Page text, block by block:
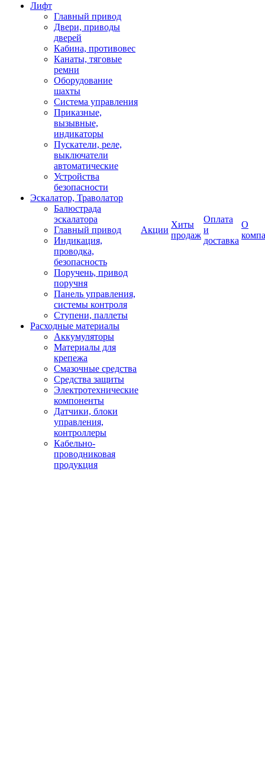
Лифт
Главный привод
Двери, приводы
дверей
Кабина, противовес
Канаты, тяговые
ремни
Оборудование
шахты
Система управления
Приказные,
вызывные,
индикаторы
Пускатели, реле,
выключатели
автоматические
Устройства
безопасности
Эскалатор, Траволатор
Балюстрада
эскалатора
Главный привод
Индикация,
проводка,
безопасность
Поручень, привод
поручня
Панель управления,
системы контроля
Ступени, паллеты
Расходные материалы
Аккумуляторы
Материалы для
крепежа
Смазочные средства
Средства защиты
Электротехнические
компоненты
Датчики, блоки
управления,
контроллеры
Кабельно-
проводниковая
продукция
Акции
Хиты
продаж
Оплата
и
доставка
О